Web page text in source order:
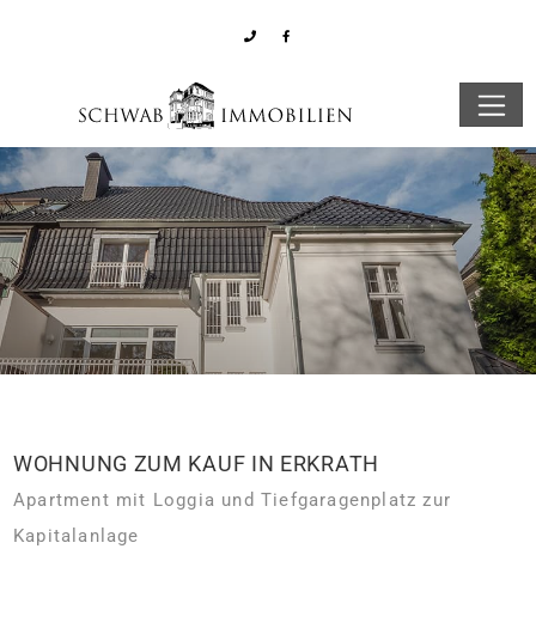
WOHNUNG ZUM KAUF IN ERKRATH
Apartment mit Loggia und Tiefgaragenplatz zur
Kapitalanlage